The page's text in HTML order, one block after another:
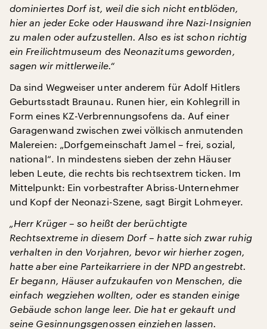
dominiertes Dorf ist, weil die sich nicht entblöden,
hier an jeder Ecke oder Hauswand ihre Nazi-Insignien
zu malen oder aufzustellen. Also es ist schon richtig
ein Freilichtmuseum des Neonazitums geworden,
sagen wir mittlerweile.“
Da sind Wegweiser unter anderem für Adolf Hitlers
Geburtsstadt Braunau. Runen hier, ein Kohlegrill in
Form eines KZ-Verbrennungsofens da. Auf einer
Garagenwand zwischen zwei völkisch anmutenden
Malereien: „Dorfgemeinschaft Jamel – frei, sozial,
national“. In mindestens sieben der zehn Häuser
leben Leute, die rechts bis rechtsextrem ticken. Im
Mittelpunkt: Ein vorbestrafter Abriss-Unternehmer
und Kopf der Neonazi-Szene, sagt Birgit Lohmeyer.
„Herr Krüger – so heißt der berüchtigte
Rechtsextreme in diesem Dorf – hatte sich zwar ruhig
verhalten in den Vorjahren, bevor wir hierher zogen,
hatte aber eine Parteikarriere in der NPD angestrebt.
Er begann, Häuser aufzukaufen von Menschen, die
einfach wegziehen wollten, oder es standen einige
Gebäude schon lange leer. Die hat er gekauft und
seine Gesinnungsgenossen einziehen lassen.